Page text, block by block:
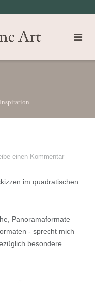
einen Kommentar
im quadratischen
Panoramaformate
- sprecht mich
besondere